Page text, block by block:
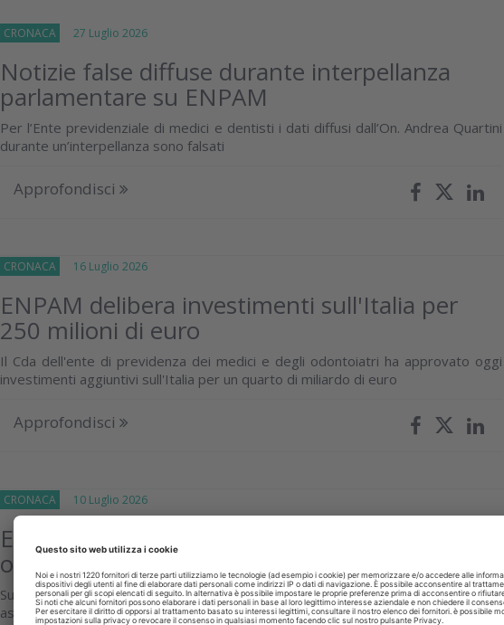
CRONACA 27 Luglio 2026
Notizie false diffuse durante interpellanza
parlamentare su ENPAM
Per l’Ente previdenziale di medici e dentisti i dati diffusi dall’On. Andrea Quartini
durante un’interpellanza sono falsati
Approfondisci
CRONACA 16 Luglio 2026
ENPAM delibera investimenti sull'Italia per
250 milioni di euro
Il Cda dell'ente di previdenza dei medici e degli odontoiatri ha approvato oggi
investimenti aggiuntivi sull'Italia per un quarto di miliardo di euro
Approfondisci
CRONACA 10 Luglio 2026
ENPAM: oltre 600 borse di studio per figli e
orfani di medici e odontoiatri
Sussidi per gli studi universitari. Ecco chi può richiederli. l’Ente di previdenza e
assistenza ha stanziato circa 2,4 milioni di euro